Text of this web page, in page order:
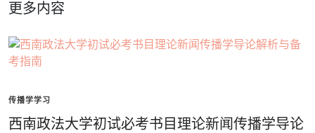
更多内容
传播学学习
西南政法大学初试必考书目理论新闻传播学导论